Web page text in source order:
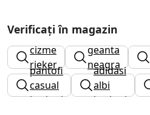
Verificați în magazin
cizme
rieker
geanta
neagra
pantofi
casual
barbati
adidasi
albi
barbati